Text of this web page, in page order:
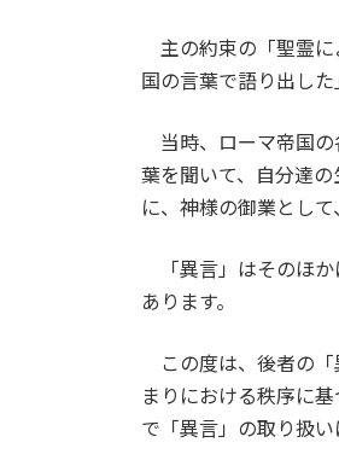
主の約束の「聖霊に
国の言葉で語り出し
当時、ローマ帝国の
葉を聞いて、自分達
に、神様の御業とし
「異言」はそのほか
あります。
この度は、後者の「
まりにおける秩序に
で「異言」の取り扱